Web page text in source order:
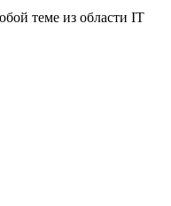
теме из области IT